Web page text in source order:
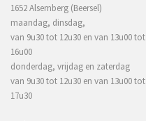
1652 Alsemberg (Beersel)
maandag, dinsdag,
van 9u30 tot 12u30 en van 13u00 tot
16u00
donderdag, vrijdag en zaterdag
van 9u30 tot 12u30 en van 13u00 tot
17u30